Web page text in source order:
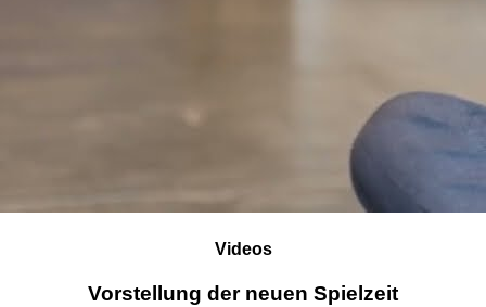
Videos
Vorstellung der neuen Spielzeit